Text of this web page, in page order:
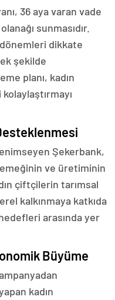
36 aya varan vade
sunmasıdır.
dikkate
şekilde
planı, kadın
Şekerbank,
ve üretiminin
çiftçilerin tarımsal
kalkınmaya katkıda
arasında yer
Büyüme
kadın